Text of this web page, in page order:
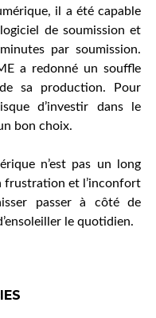
il a été capable
de soumission et
par soumission.
a redonné un souffle
sa production. Pour
d’investir dans le
bon choix.
n’est pas un long
frustration et l’inconfort
passer à côté de
le quotidien.